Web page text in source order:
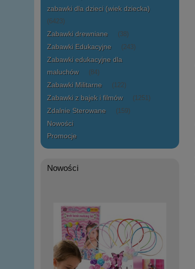
zabawki dla dzieci (wiek dziecka)
(6423)
Zabawki drewniane (38)
Zabawki Edukacyjne (243)
Zabawki edukacyjne dla
maluchów
(84)
Zabawki Militarne (122)
Zabawki z bajek i filmów (1251)
Zdalnie Sterowane (159)
Nowości
Promocje
Nowości